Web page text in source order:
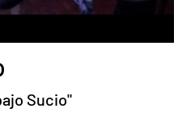
Sucio"